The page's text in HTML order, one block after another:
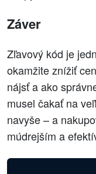
Záver
Zľavový kód je
okamžite znížiť
nájsť a ako
musel čakať na
navyše – a
múdrejším a